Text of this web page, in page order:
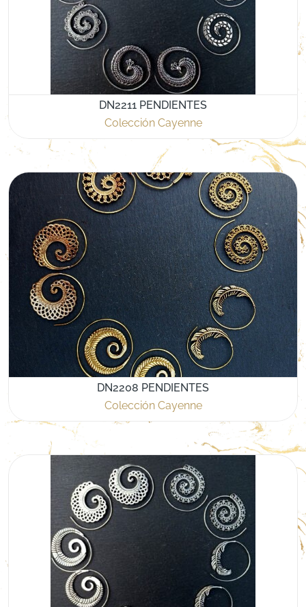
DN2211 PENDIENTES
Colección Cayenne
DN2208 PENDIENTES
Colección Cayenne